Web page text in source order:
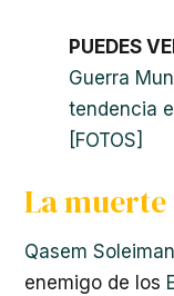
PUEDES
Guerra
tendencia
[FOTOS]
La
Qasem
enemigo de los